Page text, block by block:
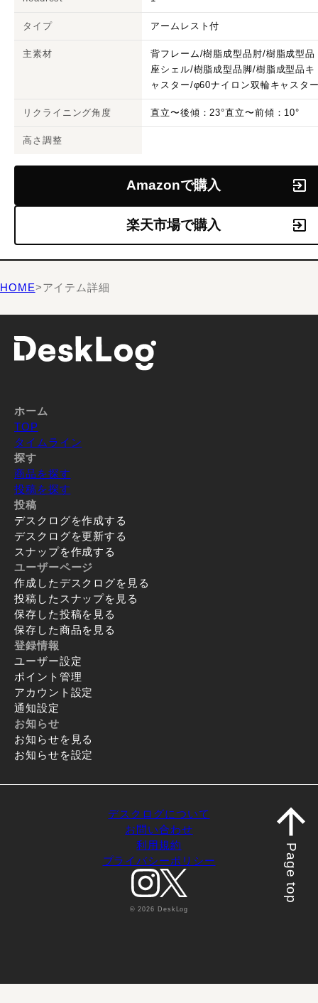
タイプ アームレスト付
主素材
背フレーム/樹脂成型品肘/樹脂成型品
座シェル/樹脂成型品脚/樹脂成型品キ
ャスター/φ60ナイロン双輪キャスタ
リクライニング角度 直立〜後傾：23°直立〜前傾：10°
高さ調整
Amazonで購入
楽天市場で購入
HOME>アイテム詳細
ホーム
TOP
タイムライン
探す
商品を探す
投稿を探す
投稿
デスクログを作成する
デスクログを更新する
スナップを作成する
ユーザーページ
作成したデスクログを見る
投稿したスナップを見る
保存した投稿を見る
保存した商品を見る
登録情報
ユーザー設定
ポイント管理
アカウント設定
通知設定
お知らせ
お知らせを見る
お知らせを設定
デスクログについて
お問い合わせ
利用規約
プライバシーポリシー
© 2026 DeskLog
Page top